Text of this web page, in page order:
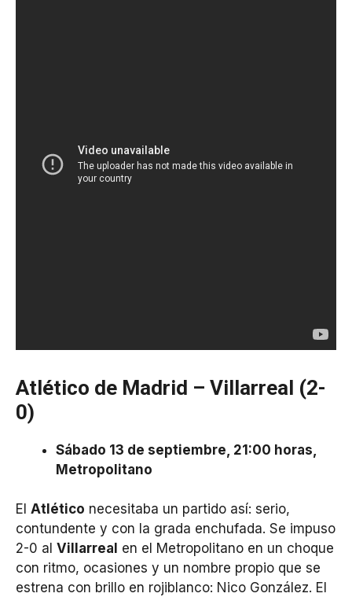
Atlético de Madrid – Villarreal (2-
0)
Sábado 13 de septiembre, 21:00 horas,
Metropolitano
El Atlético necesitaba un partido así: serio,
contundente y con la grada enchufada. Se impuso
2-0 al Villarreal en el Metropolitano en un choque
con ritmo, ocasiones y un nombre propio que se
estrena con brillo en rojiblanco: Nico González. El